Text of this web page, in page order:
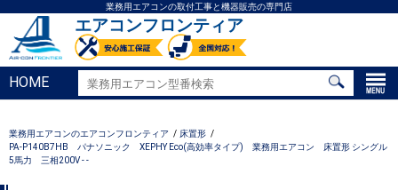
業務用エアコンの取付工事と機器販売の専門店
エアコンフロンティア
HOME
業務用エアコンのエアコンフロンティア
床置形
PA-P140B7HB パナソニック XEPHY Eco(高効率タイプ) 業務用エアコン 床置形 シングル
5馬力 三相200V - -